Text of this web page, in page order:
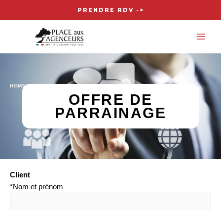
PRENDRE RDV ->
HOME-OFFRE DE PARRAINAGE
OFFRE DE
PARRAINAGE
Client
*Nom et prénom